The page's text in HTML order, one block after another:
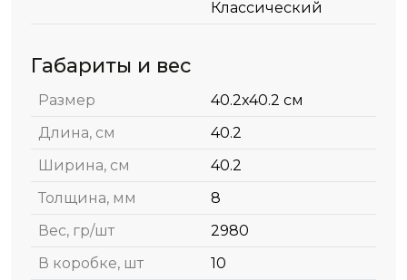
Классический
Габариты и вес
Размер
40.2x40.2 см
Длина, см
40.2
Ширина, см
40.2
Толщина, мм
8
Вес, гр/шт
2980
В коробке, шт
10